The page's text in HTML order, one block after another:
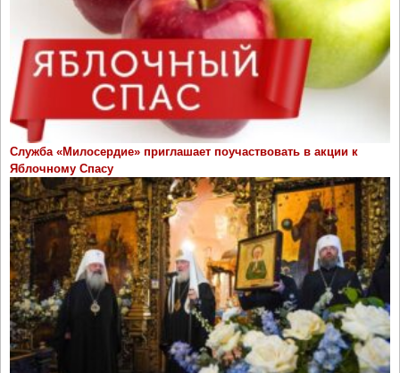
Служба «Милосердие» приглашает поучаствовать в акции к
Яблочному Спасу